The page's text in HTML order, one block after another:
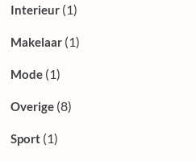
Interieur(1)
Makelaar(1)
Mode(1)
Overige(8)
Sport(1)